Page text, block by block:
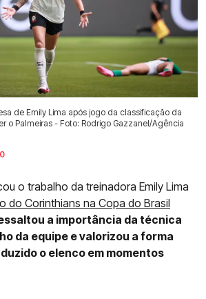
de Emily Lima após jogo da classificação da
o Palmeiras - Foto: Rodrigo Gazzanel/Agência
0
o trabalho da treinadora Emily Lima
do Corinthians na Copa do Brasil
a importância da técnica
da equipe e valorizou a forma
o elenco em momentos